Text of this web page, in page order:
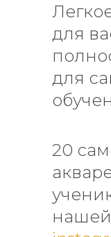
для
для
20